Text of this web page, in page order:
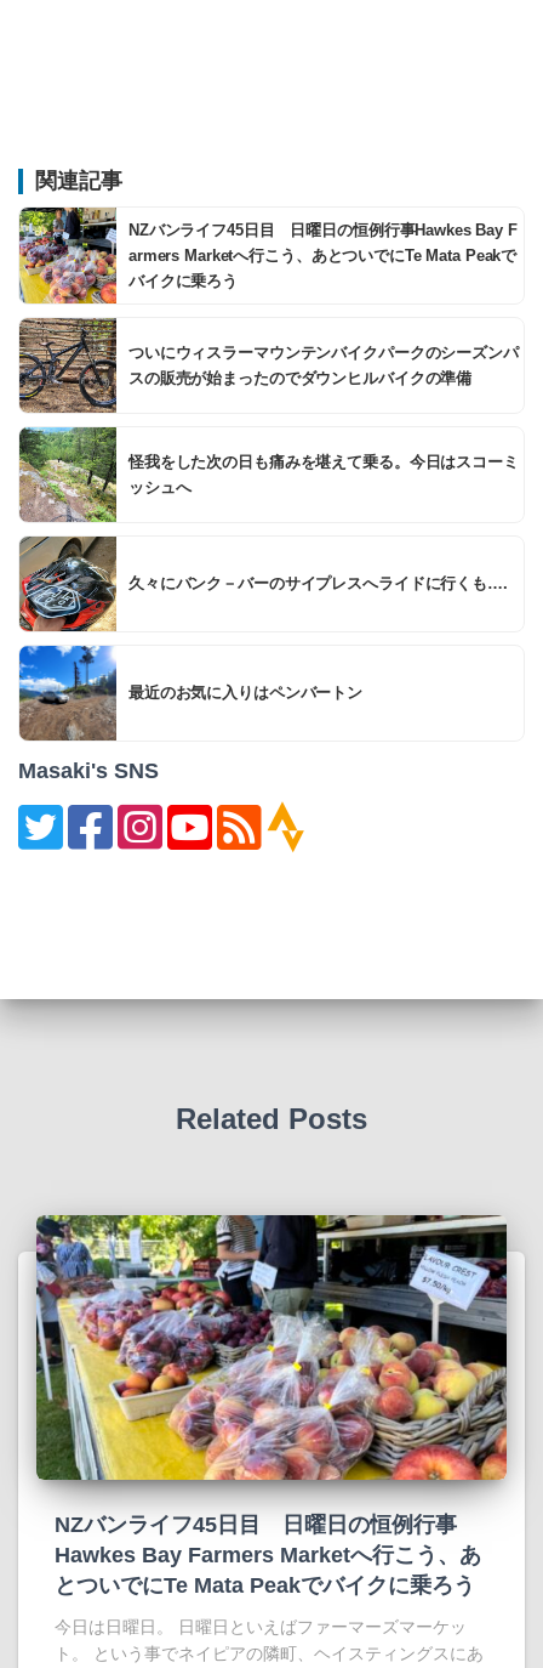
関連記事
NZバンライフ45日目 日曜日の恒例行事Hawkes Bay F
armers Marketへ行こう、あとついでにTe Mata Peakで
バイクに乗ろう
ついにウィスラーマウンテンバイクパークのシーズンパ
スの販売が始まったのでダウンヒルバイクの準備
怪我をした次の日も痛みを堪えて乗る。今日はスコーミ
ッシュへ
久々にバンク－バーのサイプレスへライドに行くも….
最近のお気に入りはペンバートン
Masaki's SNS
Related Posts
NZバンライフ45日目 日曜日の恒例行事
Hawkes Bay Farmers Marketへ行こう、あ
とついでにTe Mata Peakでバイクに乗ろう
今日は日曜日。 日曜日といえばファーマーズマーケッ
ト。 という事でネイピアの隣町、ヘイスティングスにあ